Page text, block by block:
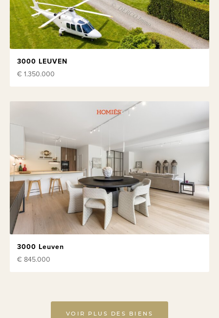
3000 LEUVEN
€ 1.350.000
3000 Leuven
€ 845.000
VOIR PLUS DES BIENS